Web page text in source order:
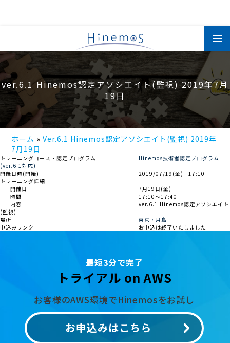
コ
ン
テ
ツ
ver.6.1 Hinemos認定アソシエイト(監視) 2019年7月
19日
ホーム
Ver.6.1 Hinemos認定アソシエイト(監視) 2019年
7月19日
トレーニングコース・認定プログラム
Hinemos技術者認定プログラム
(ver.6.1対応)
開催日時(開始)
2019/07/19(金) - 17:10
トレーニング詳細
開催日
7月19日(金)
時間
17:10～17:40
内容
ver.6.1 Hinemos認定アソシエイト
(監視)
場所
東京・月島
申込みリンク
お申込は終了いたしました
最短3分で完了
トライアル on AWS
お客様のAWS環境でHinemosをお試し
お申込みはこちら